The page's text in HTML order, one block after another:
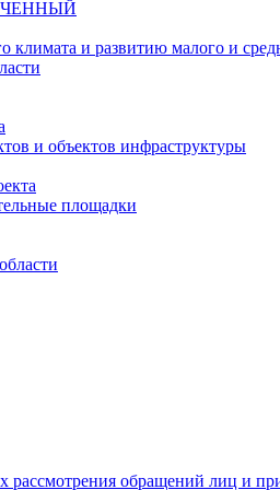
и развитию малого и
и объектов инфраструктуры
площадки
рассмотрения обращений лиц и